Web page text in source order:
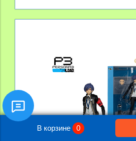
В корзине 0